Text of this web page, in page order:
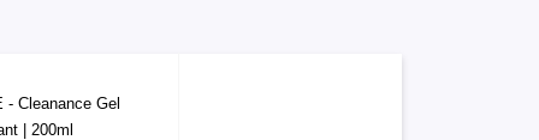
- Cleanance Gel
| 200ml